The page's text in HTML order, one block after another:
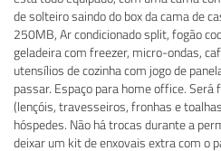
de solteiro saindo do box da cama de
250MB, Ar condicionado split, fogão
geladeira com freezer, micro-ondas,
utensílios de cozinha com jogo de
passar. Espaço para home office. Será
(lençóis, travesseiros, fronhas e
hóspedes. Não há trocas durante a
deixar um kit de enxovais extra com o